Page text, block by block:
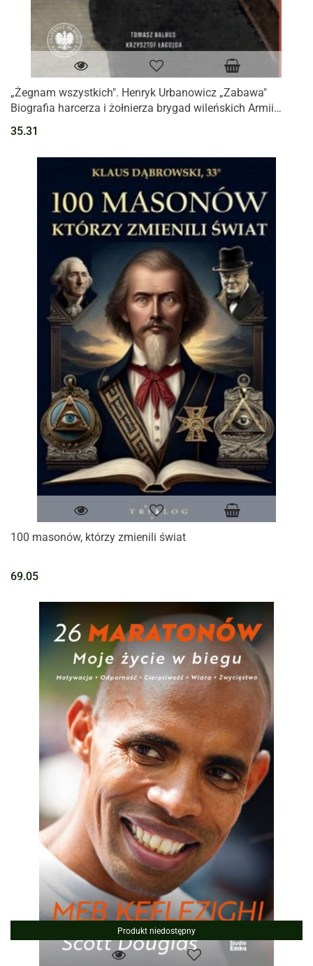
„Żegnam wszystkich". Henryk Urbanowicz „Zabawa"
Biografia harcerza i żołnierza brygad wileńskich Armii
35.31
100 masonów, którzy zmienili świat
69.05
Produkt niedostępny